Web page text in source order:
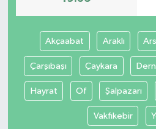
Akçaabat Araklı
Çarşıbaşı Çaykara
Hayrat Of Şalpazarı
Vakfıkebir